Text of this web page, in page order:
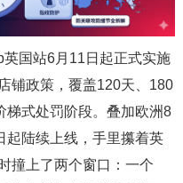
国站6月11日起正式实施
铺政策，覆盖120天、180
梯式处罚阶段。叠加欧洲8
起陆续上线，手里攥着英
撞上了两个窗口：一个